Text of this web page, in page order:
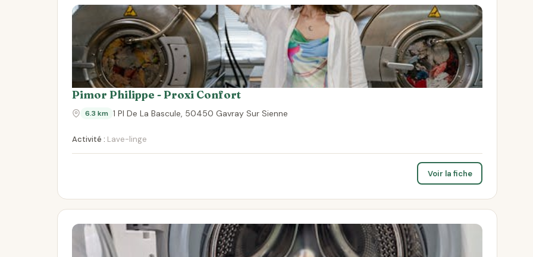
Pimor Philippe - Proxi Confort
6.3 km 1 Pl De La Bascule, 50450 Gavray Sur Sienne
Activité : Lave-linge
Voir la fiche